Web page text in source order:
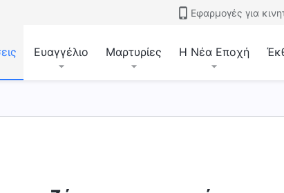
Εφαρμογές για
Ευαγγέλιο Μαρτυρίες Η Νέα Εποχή